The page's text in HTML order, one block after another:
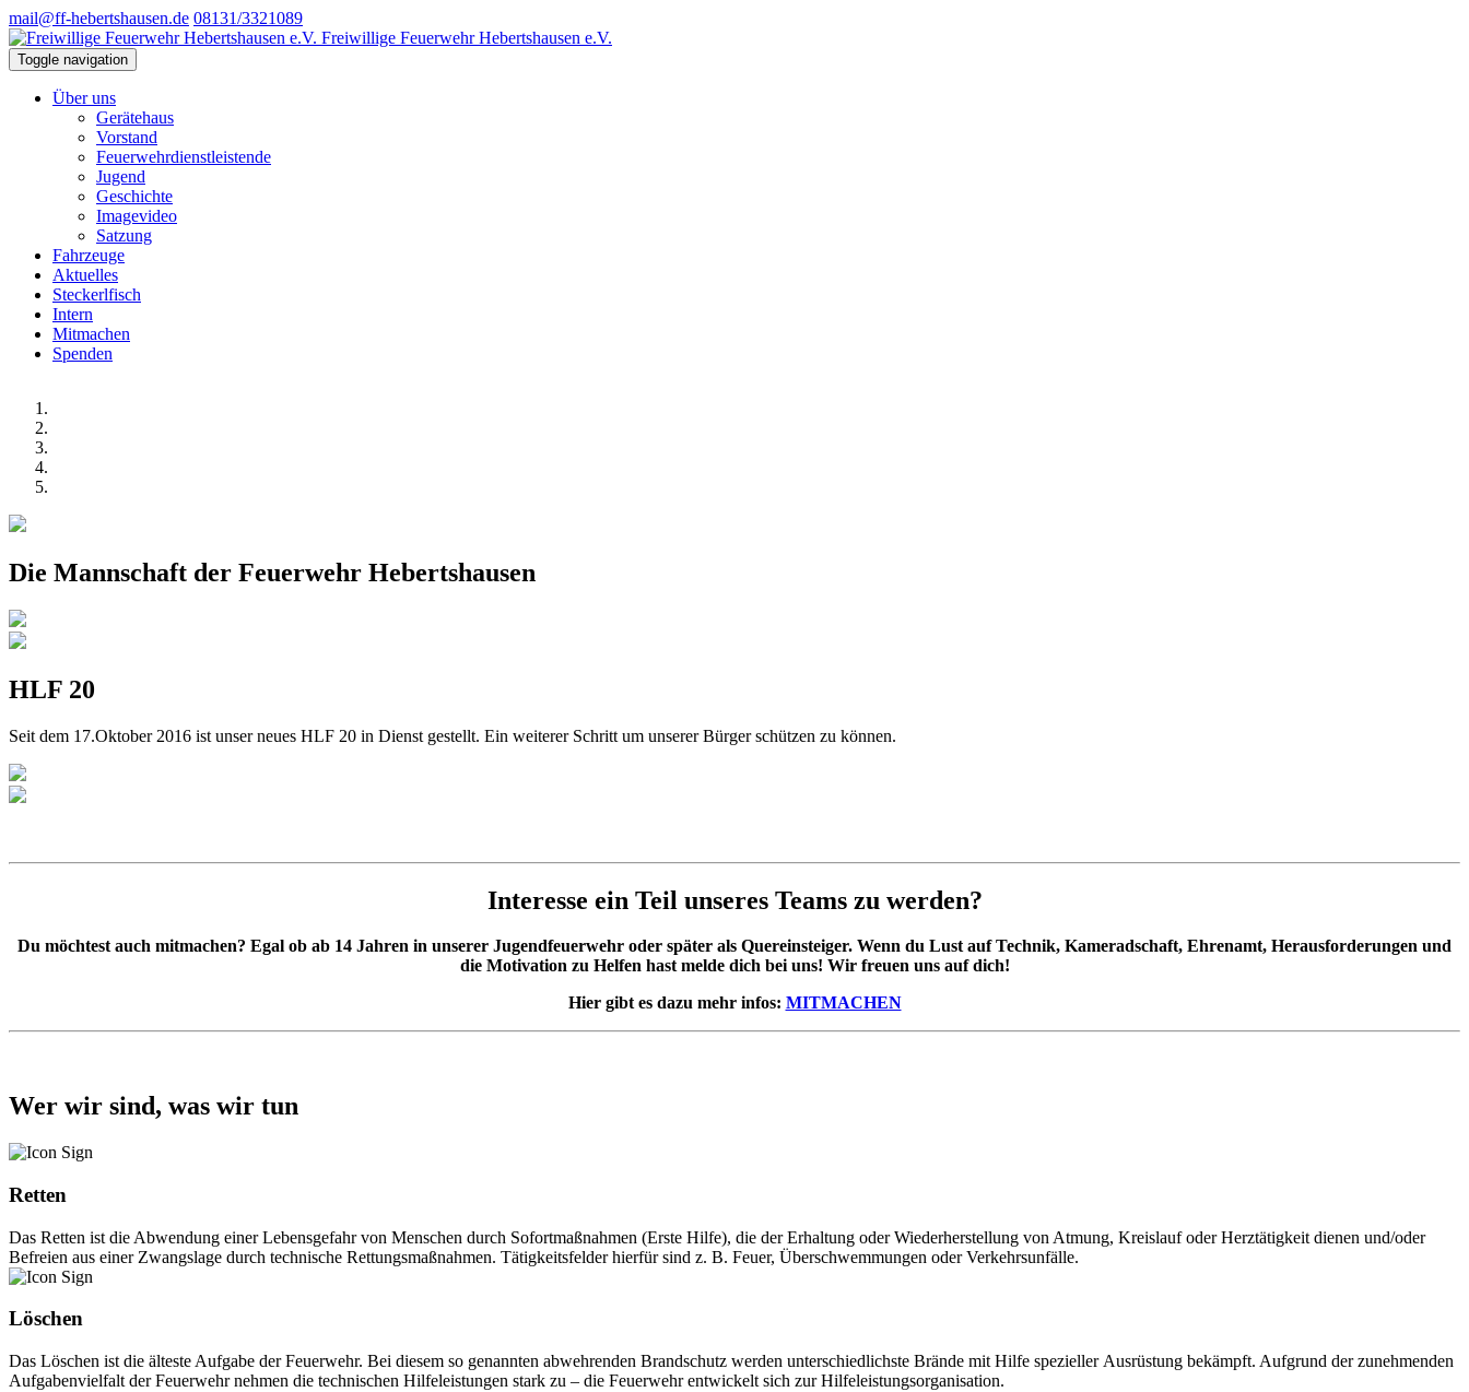
mail@ff-hebertshausen.de 08131/3321089
Freiwillige Feuerwehr Hebertshausen e.V.
Toggle navigation
Über uns
Gerätehaus
Vorstand
Feuerwehrdienstleistende
Jugend
Geschichte
Imagevideo
Satzung
Fahrzeuge
Aktuelles
Steckerlfisch
Intern
Mitmachen
Spenden
Die Mannschaft der Feuerwehr Hebertshausen
HLF 20
Seit dem 17.Oktober 2016 ist unser neues HLF 20 in Dienst gestellt. Ein weiterer Schritt um unserer Bürger schützen zu können.
Interesse ein Teil unseres Teams zu werden?
Du möchtest auch mitmachen? Egal ob ab 14 Jahren in unserer Jugendfeuerwehr oder später als Quereinsteiger. Wenn du Lust auf Technik, Kameradschaft, Ehrenamt, Herausforderungen und
die Motivation zu Helfen hast melde dich bei uns! Wir freuen uns auf dich!
Hier gibt es dazu mehr infos: MITMACHEN
Wer wir sind, was wir tun
Retten
Das Retten ist die Abwendung einer Lebensgefahr von Menschen durch Sofortmaßnahmen (Erste Hilfe), die der Erhaltung oder Wiederherstellung von Atmung, Kreislauf oder Herztätigkeit dienen und/oder
Befreien aus einer Zwangslage durch technische Rettungsmaßnahmen. Tätigkeitsfelder hierfür sind z. B. Feuer, Überschwemmungen oder Verkehrsunfälle.
Löschen
Das Löschen ist die älteste Aufgabe der Feuerwehr. Bei diesem so genannten abwehrenden Brandschutz werden unterschiedlichste Brände mit Hilfe spezieller Ausrüstung bekämpft. Aufgrund der zunehmenden
Aufgabenvielfalt der Feuerwehr nehmen die technischen Hilfeleistungen stark zu – die Feuerwehr entwickelt sich zur Hilfeleistungsorganisation.